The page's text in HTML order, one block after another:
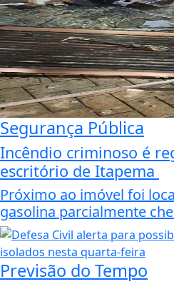
Segurança Pública
Incêndio criminoso é
escritório de Itapema
Próximo ao imóvel foi
gasolina parcialmente
Previsão do Tempo